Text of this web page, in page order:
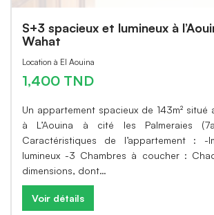
S+3 spacieux et lumineux à
Wahat
Location à El Aouina
1,400 TND
Un appartement spacieux de 143m² situé
à L’Aouina à cité les Palmeraies
Caractéristiques de l’appartement : -
lumineux -3 Chambres à coucher :
dimensions, dont…
Voir détails